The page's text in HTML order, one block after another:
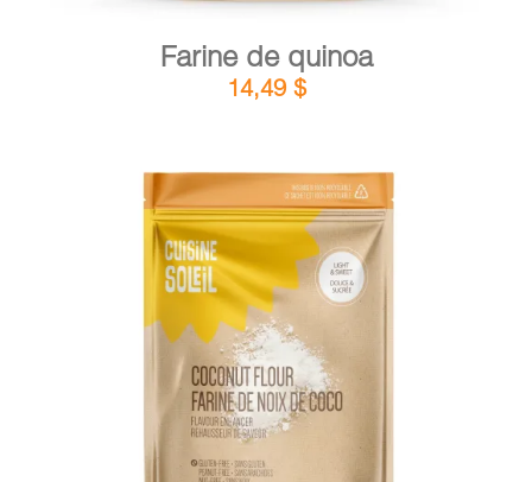
Farine de quinoa
14,49 $
AJOUTER AU PANIER / DÉTAILS